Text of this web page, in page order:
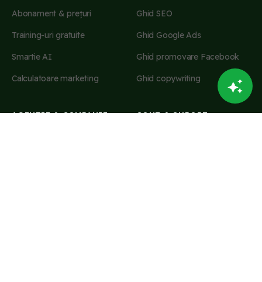
Abonament & prețuri
Training-uri gratuite
Smartie AI
Calculatoare marketing
Ghid SEO
Ghid Google Ads
Ghid promovare Facebook
Ghid copywriting
AGENȚIE & COMPANIE CONT & SUPORT